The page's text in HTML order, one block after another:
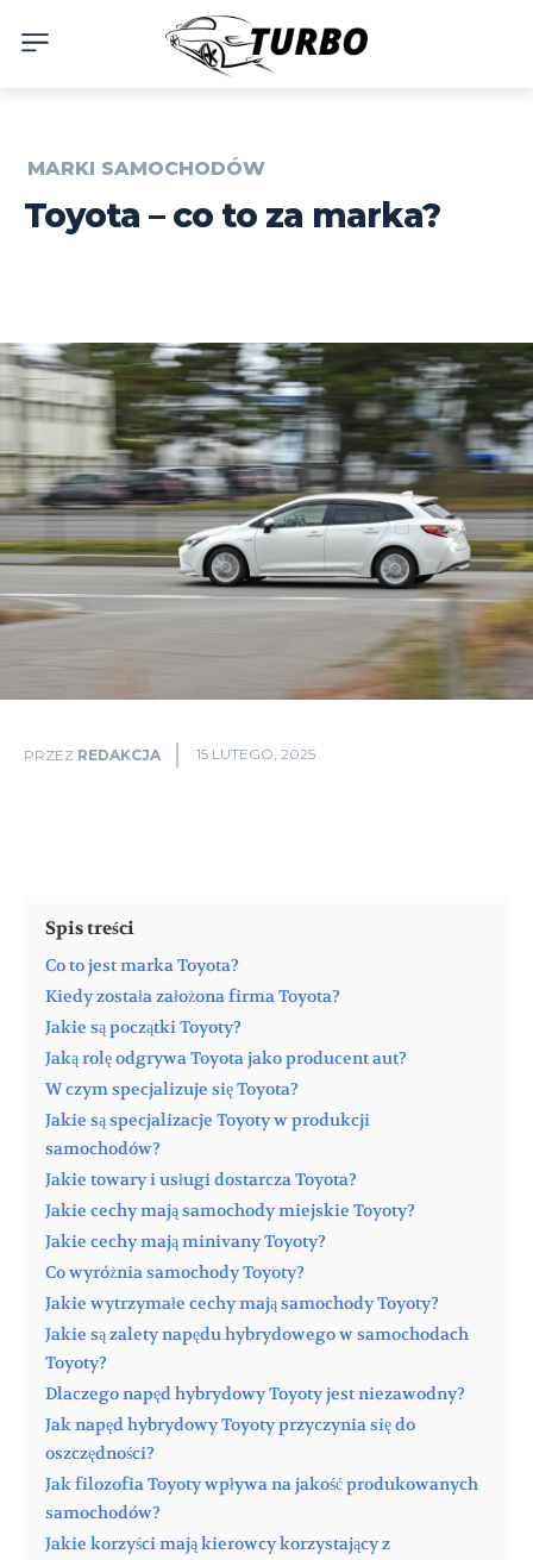
MARKI SAMOCHODÓW
Toyota – co to za marka?
PRZEZ REDAKCJA 15 LUTEGO, 2025
Spis treści
Co to jest marka Toyota?
Kiedy została założona firma Toyota?
Jakie są początki Toyoty?
Jaką rolę odgrywa Toyota jako producent aut?
W czym specjalizuje się Toyota?
Jakie są specjalizacje Toyoty w produkcji
samochodów?
Jakie towary i usługi dostarcza Toyota?
Jakie cechy mają samochody miejskie Toyoty?
Jakie cechy mają minivany Toyoty?
Co wyróżnia samochody Toyoty?
Jakie wytrzymałe cechy mają samochody Toyoty?
Jakie są zalety napędu hybrydowego w samochodach
Toyoty?
Dlaczego napęd hybrydowy Toyoty jest niezawodny?
Jak napęd hybrydowy Toyoty przyczynia się do
oszczędności?
Jak filozofia Toyoty wpływa na jakość produkowanych
samochodów?
Jakie korzyści mają kierowcy korzystający z